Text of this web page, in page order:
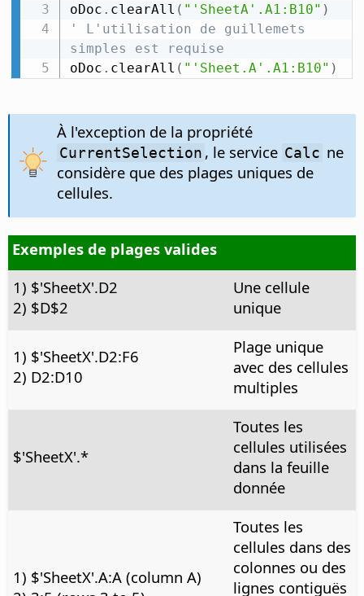
oDoc . clearAll ( "'SheetA'.A1:B10" )
' L'utilisation de guillemets
simples est requise
oDoc . clearAll ( "'Sheet.A'.A1:B10" )
À l'exception de la propriété
CurrentSelection , le service Calc ne
considère que des plages uniques de
cellules.
Exemples de plages valides
1) $'SheetX'.D2
2) $D$2
Une cellule
unique
1) $'SheetX'.D2:F6
2) D2:D10
Plage unique
avec des cellules
multiples
$'SheetX'.*
Toutes les
cellules utilisées
dans la feuille
donnée
1) $'SheetX'.A:A (column A)
Toutes les
cellules dans des
colonnes ou des
lignes contiguës